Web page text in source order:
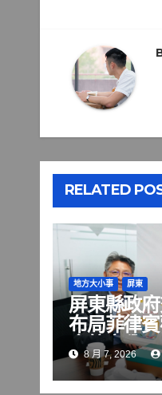
導
覽
RELATED
地方大小事 屏東
屏東縣政
布局菲律
會航空公
共拓國際
8 月 7, 2026